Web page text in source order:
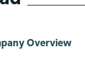
Overview